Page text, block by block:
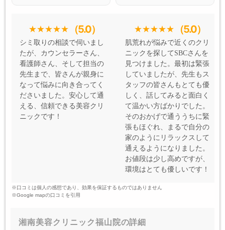
（5.0）
シミ取りの相談で伺いまし
たが、カウンセラーさん、
看護師さん、そして担当の
先生まで、皆さんが親身に
なって悩みに向き合ってく
ださいました。安心して通
える、信頼できる美容クリ
ニックです！
（5.0）
肌荒れが悩みで近くのクリ
ニックを探してSBCさんを
見つけました。最初は緊張
していましたが、先生もス
タッフの皆さんもとても優
しく、話してみると面白く
て温かい方ばかりでした。
そのおかげで通ううちに緊
張もほぐれ、まるで自分の
家のようにリラックスして
通えるようになりました。
お値段は少し高めですが、
環境はとても優しいです！
※口コミは個人の感想であり、効果を保証するものではありません
※Google mapの口コミを引用
湘南美容クリニック福山院の詳細